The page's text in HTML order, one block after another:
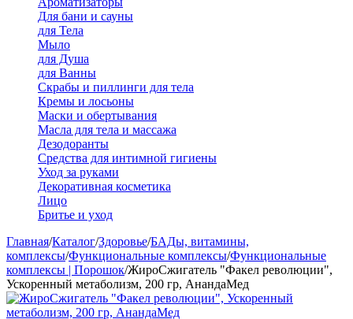
Для бани и сауны
для Тела
Мыло
для Душа
для Ванны
Скрабы и пиллинги для тела
Кремы и лосьоны
Маски и обертывания
Масла для тела и массажа
Дезодоранты
Средства для интимной гигиены
Уход за руками
Декоративная косметика
Лицо
Бритье и уход
Главная/Каталог/Здоровье/БАДы, витамины,
комплексы/Функциональные комплексы/Функциональные
комплексы | Порошок/ЖироСжигатель "Факел революции",
Ускоренный метаболизм, 200 гр, АнандаМед